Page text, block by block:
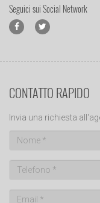
Seguici sui Social Network
CONTATTO RAPIDO
Invia una richiesta